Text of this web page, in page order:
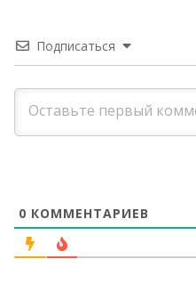
Подписаться
0 КОММЕНТАРИЕВ